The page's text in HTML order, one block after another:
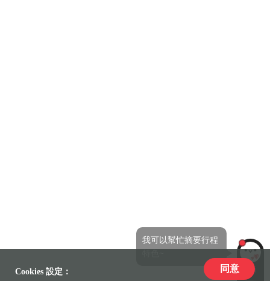
LiLi
我可以幫忙摘要行程
特色~
Cookies 設定： 同意